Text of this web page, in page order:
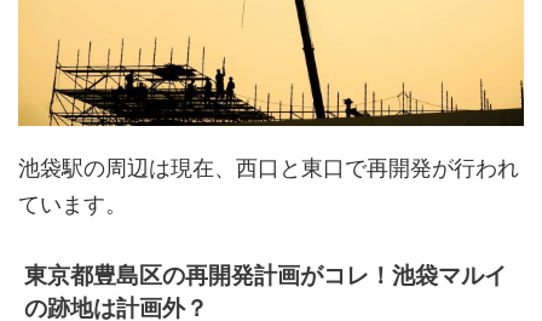
池袋駅の周辺は現在、西口と東口で再開発が行われ
ています。
東京都豊島区の再開発計画がコレ！池袋マルイ
の跡地は計画外？